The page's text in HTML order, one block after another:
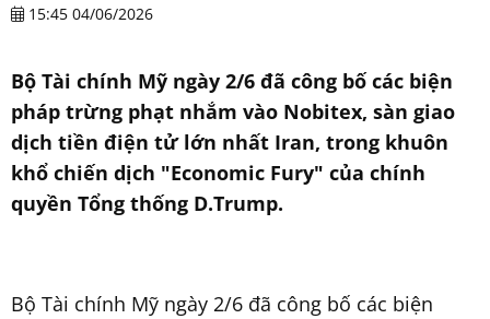
15:45 04/06/2026
Bộ Tài chính Mỹ ngày 2/6 đã công bố các biện
pháp trừng phạt nhắm vào Nobitex, sàn giao
dịch tiền điện tử lớn nhất Iran, trong khuôn
khổ chiến dịch "Economic Fury" của chính
quyền Tổng thống D.Trump.
Bộ Tài chính Mỹ ngày 2/6 đã công bố các biện